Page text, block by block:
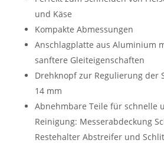
und Käse
Kompakte Abmessungen
Anschlagplatte aus Aluminium
sanftere Gleiteigenschaften
Drehknopf zur Regulierung der
14 mm
Abnehmbare Teile für schnelle
Reinigung: Messerabdeckung
Restehalter Abstreifer und